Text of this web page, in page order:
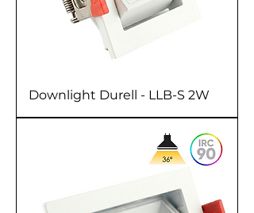
Downlight Durell - LLB-S 2W